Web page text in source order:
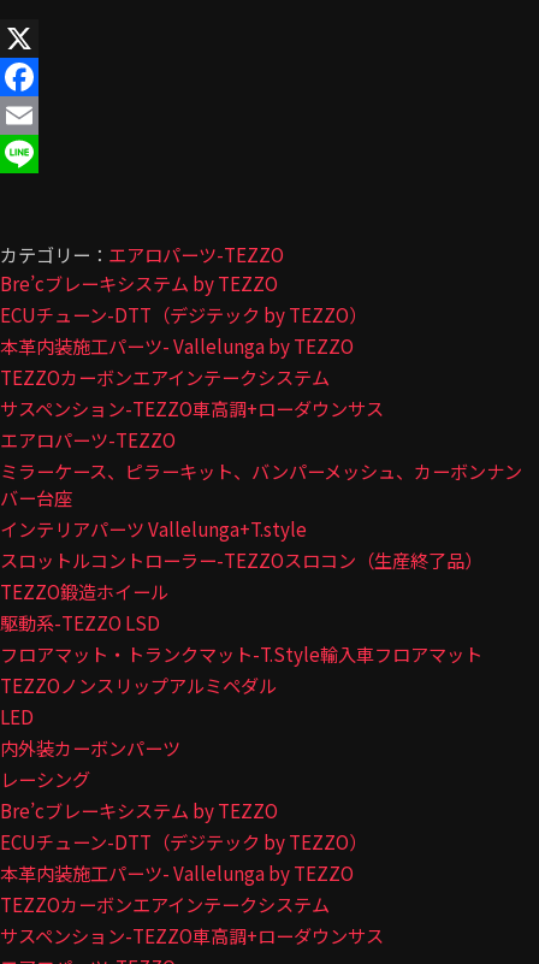
X
Facebook
Email
カテゴリー： エアロパーツ-TEZZO
Bre’cブレーキシステム by TEZZO
ECUチューン-DTT（デジテック by TEZZO）
本革内装施工パーツ- Vallelunga by TEZZO
TEZZOカーボンエアインテークシステム
サスペンション-TEZZO車高調+ローダウンサス
エアロパーツ-TEZZO
ミラーケース、ピラーキット、バンパーメッシュ、カーボンナン
バー台座
インテリアパーツ Vallelunga+T.style
スロットルコントローラー-TEZZOスロコン（生産終了品）
TEZZO鍛造ホイール
駆動系-TEZZO LSD
フロアマット・トランクマット-T.Style輸入車フロアマット
TEZZOノンスリップアルミペダル
LED
内外装カーボンパーツ
レーシング
Bre’cブレーキシステム by TEZZO
ECUチューン-DTT（デジテック by TEZZO）
本革内装施工パーツ- Vallelunga by TEZZO
TEZZOカーボンエアインテークシステム
サスペンション-TEZZO車高調+ローダウンサス